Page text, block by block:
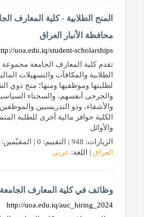
المنح الطلابية - كلية المعارف
محافظة الأنبار العراق
uoa.edu.iq/student-scholarships
تقدم كلية المعارف الجامعة مجموعة
الطلابية والمكافآت والتسهيلات
لطلبتها وموظفيها ومنها؛ منح ذوي
والجرحى أنفسهم، والسجناء
والأشقاء، وذو التدريسيين
الكلية حوافز مالية أخرى للطلبة
والأوائل
الزيارات: 948 | التقييم: 0 | المقيّمين: 0 | الدولة:
العراق | اللغة: عربي
وظائف في كلية المعارف الجامعة
http://uoa.edu.iq/auc_hiring_2024